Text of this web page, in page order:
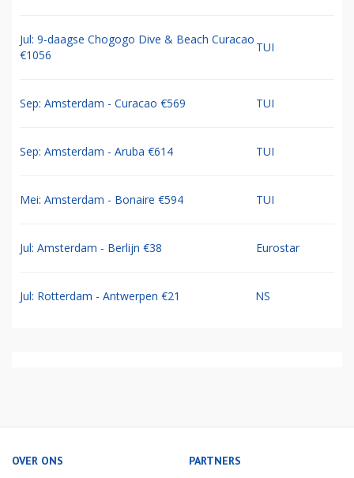
Jul: 9-daagse Chogogo Dive & Beach Curacao
€1056
TUI
Sep: Amsterdam - Curacao €569 TUI
Sep: Amsterdam - Aruba €614 TUI
Mei: Amsterdam - Bonaire €594 TUI
Jul: Amsterdam - Berlijn €38 Eurostar
Jul: Rotterdam - Antwerpen €21 NS
OVER ONS PARTNERS